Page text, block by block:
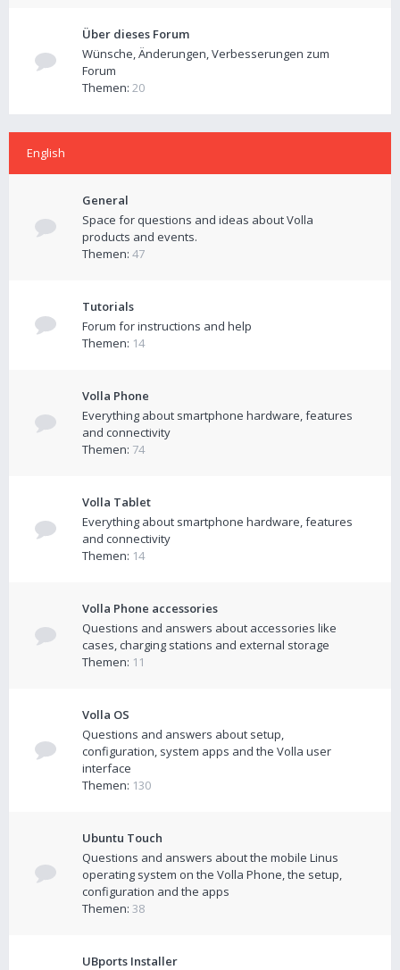
Über dieses Forum
Wünsche, Änderungen, Verbesserungen zum
Forum
Themen: 20
English
General
Space for questions and ideas about Volla
products and events.
Themen: 47
Tutorials
Forum for instructions and help
Themen: 14
Volla Phone
Everything about smartphone hardware, features
and connectivity
Themen: 74
Volla Tablet
Everything about smartphone hardware, features
and connectivity
Themen: 14
Volla Phone accessories
Questions and answers about accessories like
cases, charging stations and external storage
Themen: 11
Volla OS
Questions and answers about setup,
configuration, system apps and the Volla user
interface
Themen: 130
Ubuntu Touch
Questions and answers about the mobile Linus
operating system on the Volla Phone, the setup,
configuration and the apps
Themen: 38
UBports Installer